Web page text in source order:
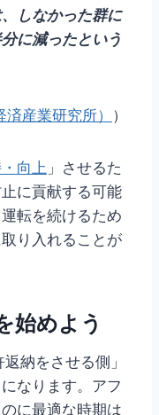
しなかった群に
に減ったという
産業研究所） ）
向上 」させるた
に貢献する可能
転を続けるため
り入れることが
始めよう
納をさせる側」
になります。アフ
に最適な時期は